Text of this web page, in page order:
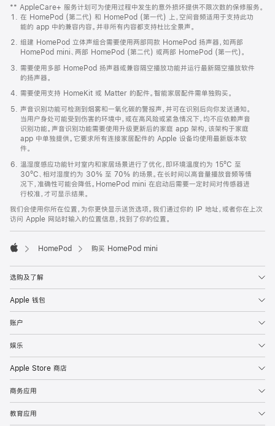
窗
口
中
打
开)
** AppleCare+ 服务计划可为使用过程中发生的意外损坏提供不限次数的保修服务。
在 HomePod (第二代) 和 HomePod (第一代) 上，空间音频适用于支持此功
能的 app 中的兼容内容。并非所有内容都支持杜比全景声。
组建 HomePod 立体声组合需要使用两部同款 HomePod 扬声器，如两部
HomePod mini、两部 HomePod (第二代) 或两部 HomePod (第一代)。
需要使用多部 HomePod 扬声器或兼容隔空播放功能并运行最新隔空播放软件
的扬声器。
需要使用支持 HomeKit 或 Matter 的配件。智能家居配件需单独购买。
声音识别功能可检测到烟雾和一氧化碳的警报声，并可在识别后向你发送通知。
当用户身处可能受到伤害的环境中，或在高风险或紧急情况下，均不应依赖声音
识别功能。声音识别功能需要使用升级更新后的家庭 app 架构，该架构于家庭
app 中单独提供。它要求所有连接家居配件的 Apple 设备均使用最新版本软
件。
温湿度感应功能针对室内和家居场景进行了优化，即环境温度约为 15ºC 至
30ºC、相对湿度约为 30% 至 70% 的场景。在长时间以高音量播放音频等情
况下，准确性可能会降低。HomePod mini 在启动后需要一定时间对传感器进
行校准，才可显示结果。
我们会使用你所在位置，为你更快显示送货选项。我们通过你的 IP 地址，或者你在上次
访问 Apple 网站时输入的位置信息，找到了你的位置。
HomePod 购买 HomePod mini
选购及了解
Apple 钱包
账户
娱乐
Apple Store 商店
商务应用
教育应用